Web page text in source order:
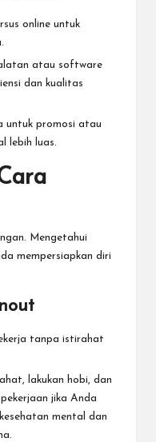
online untuk
atau software
dan kualitas
untuk promosi atau
lebih luas.
Mengetahui
mempersiapkan diri
tanpa istirahat
lakukan hobi, dan
jika Anda
mental dan